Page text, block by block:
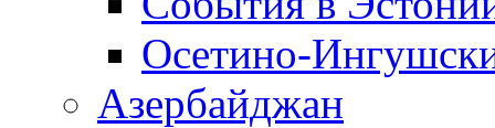
Осетино-
Азербайджан